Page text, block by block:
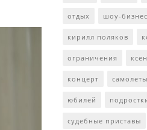
отдых шоу-бизнес
кирилл поляков
ограничения
концерт самолеты
юбилей
судебные приставы